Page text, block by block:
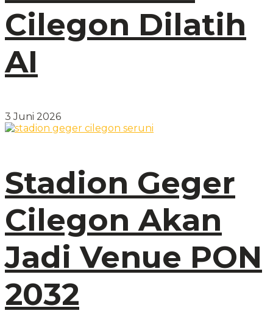
Cilegon Dilatih
AI
3 Juni 2026
Stadion Geger
Cilegon Akan
Jadi Venue PON
2032